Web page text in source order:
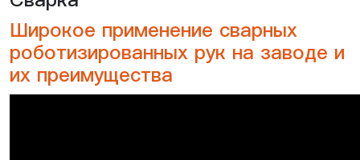
Широкое применение сварных
роботизированных рук на заводе и
их преимущества